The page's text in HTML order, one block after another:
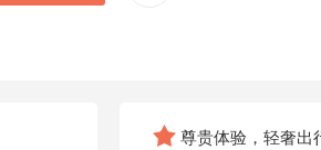
尊贵体验，轻奢出